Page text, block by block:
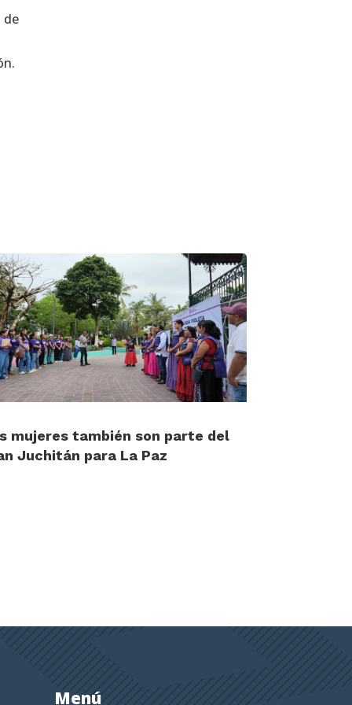
de
mujeres también son parte del
Juchitán para La Paz
Menú